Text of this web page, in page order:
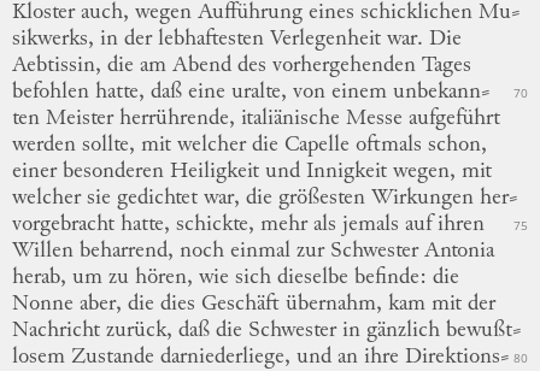
Kloster auch, wegen Aufführung eines schicklichen Mu⸗
sikwerks, in der lebhaftesten Verlegenheit war. Die
Aebtissin, die am Abend des vorhergehenden Tages
befohlen hatte, daß eine uralte, von einem unbekann⸗ 70
ten Meister herrührende, italiänische Messe aufgeführt
werden sollte, mit welcher die Capelle oftmals schon,
einer besonderen Heiligkeit und Innigkeit wegen, mit
welcher sie gedichtet war, die größesten Wirkungen her⸗
vorgebracht hatte, schickte, mehr als jemals auf ihren 75
Willen beharrend, noch einmal zur Schwester Antonia
herab, um zu hören, wie sich dieselbe befinde: die
Nonne aber, die dies Geschäft übernahm, kam mit der
Nachricht zurück, daß die Schwester in gänzlich bewußt⸗
losem Zustande darniederliege, und an ihre Direktions⸗ 80